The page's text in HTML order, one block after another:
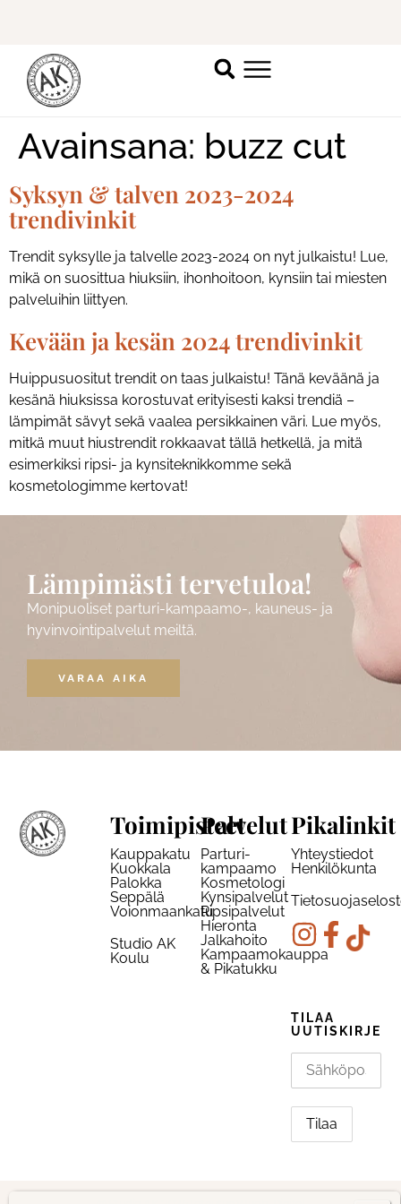
Ilmoittaudu mukaan ripsienpidennyskoulutukseen.
Avainsana: buzz cut
Syksyn & talven 2023-2024
trendivinkit
Trendit syksylle ja talvelle 2023-2024 on nyt julkaistu! Lue,
mikä on suosittua hiuksiin, ihonhoitoon, kynsiin tai miesten
palveluihin liittyen.
Kevään ja kesän 2024 trendivinkit
Huippusuositut trendit on taas julkaistu! Tänä keväänä ja
kesänä hiuksissa korostuvat erityisesti kaksi trendiä –
lämpimät sävyt sekä vaalea persikkainen väri. Lue myös,
mitkä muut hiustrendit rokkaavat tällä hetkellä, ja mitä
esimerkiksi ripsi- ja kynsiteknikkomme sekä
kosmetologimme kertovat!
Lämpimästi tervetuloa!
Monipuoliset parturi-kampaamo-, kauneus- ja
hyvinvointipalvelut meiltä.
VARAA AIKA
Toimipisteet
Kauppakatu
Kuokkala
Palokka
Seppälä
Voionmaankatu
Studio AK
Koulu
Palvelut
Parturi-
kampaamo
Kosmetologi
Kynsipalvelut
Ripsipalvelut
Hieronta
Jalkahoito
Kampaamokauppa
& Pikatukku
Pikalinkit
Yhteystiedot
Henkilökunta
TILAA
UUTISKIRJE